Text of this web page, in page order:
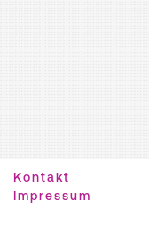
Kontakt
Impressum